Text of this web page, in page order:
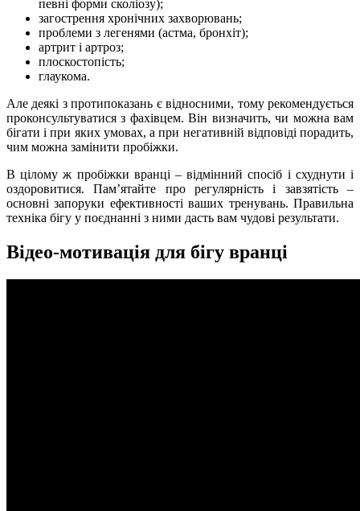
певні форми сколіозу);
загострення хронічних захворювань;
проблеми з легенями (астма, бронхіт);
артрит і артроз;
плоскостопість;
глаукома.
Але деякі з протипоказань є відносними, тому рекомендується
проконсультуватися з фахівцем. Він визначить, чи можна вам
бігати і при яких умовах, а при негативній відповіді порадить,
чим можна замінити пробіжки.
В цілому ж пробіжки вранці – відмінний спосіб і схуднути і
оздоровитися. Пам’ятайте про регулярність і завзятість –
основні запоруки ефективності ваших тренувань. Правильна
техніка бігу у поєднанні з ними дасть вам чудові результати.
Відео-мотивація для бігу вранці